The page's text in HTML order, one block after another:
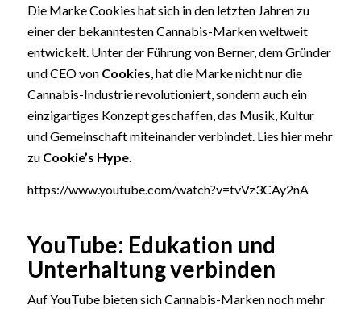
Die Marke Cookies hat sich in den letzten Jahren zu
einer der bekanntesten Cannabis-Marken weltweit
entwickelt. Unter der Führung von Berner, dem Gründer
und CEO von Cookies, hat die Marke nicht nur die
Cannabis-Industrie revolutioniert, sondern auch ein
einzigartiges Konzept geschaffen, das Musik, Kultur
und Gemeinschaft miteinander verbindet. Lies hier mehr
zu Cookie’s Hype.
https://www.youtube.com/watch?v=tvVz3CAy2nA
YouTube: Edukation und
Unterhaltung verbinden
Auf YouTube bieten sich Cannabis-Marken noch mehr